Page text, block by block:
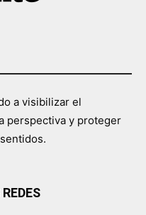
a visibilizar el
perspectiva y proteger